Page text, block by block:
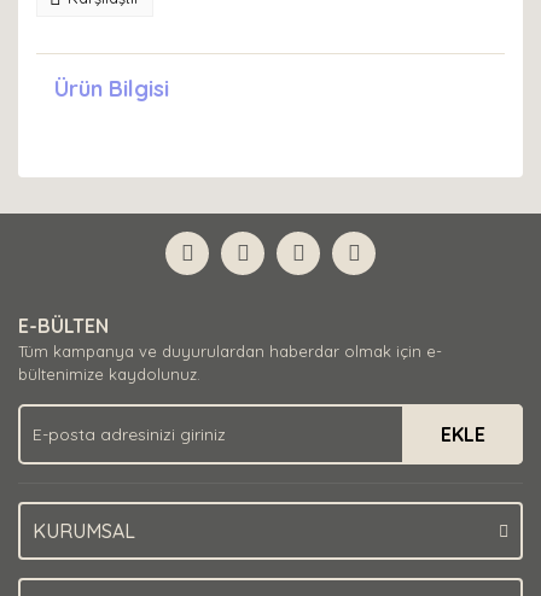
Ürün Bilgisi
E-BÜLTEN
Tüm kampanya ve duyurulardan haberdar olmak için e-
bültenimize kaydolunuz.
EKLE
KURUMSAL